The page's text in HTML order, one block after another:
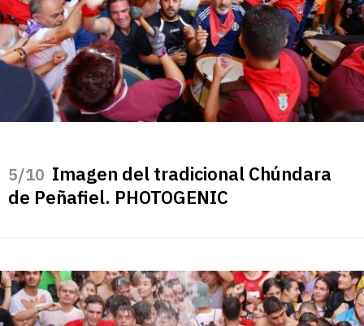
/10 Imagen del tradicional Chúndara
de Peñafiel. PHOTOGENIC